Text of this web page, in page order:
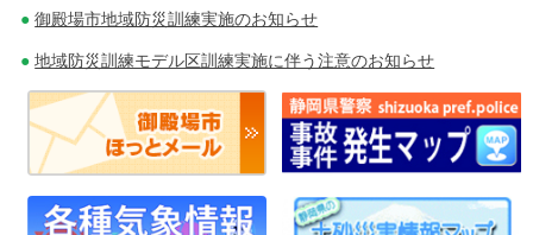
御殿場市地域防災訓練実施のお知らせ
地域防災訓練モデル区訓練実施に伴う注意のお知らせ